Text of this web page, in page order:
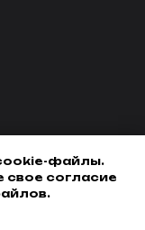
файлы.
свое согласие